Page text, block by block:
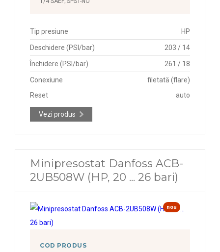
Tip presiune HP
Deschidere (PSI/bar) 203 / 14
Închidere (PSI/bar) 261 / 18
Conexiune
filetată (flare)
Reset
auto
Vezi produs
Minipresostat Danfoss ACB-
2UB508W (HP, 20 ... 26 bari)
nou
COD PRODUS